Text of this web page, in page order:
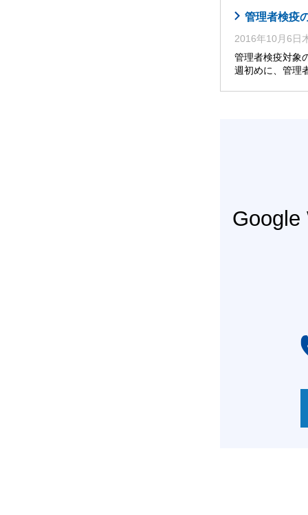
管理者検疫
2016年10月6日
管理者検疫対象
週初めに、管理
Google